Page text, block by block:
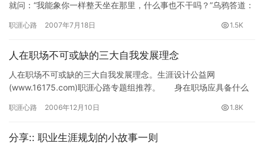
就问：“我能象你一样整天坐在那里，什么事也不干吗？”乌鸦答道：
职涯心路 2007年7月18日 1.5K
人在职场不可或缺的三大自我发展理念
人在职场不可或缺的三大自我发展理念。生涯设计公益网
(www.16175.com)职涯心路专题组推荐。 身在职场应具备什么
职涯心路 2006年12月10日 1.8K
分享:: 职业生涯规划的小故事一则